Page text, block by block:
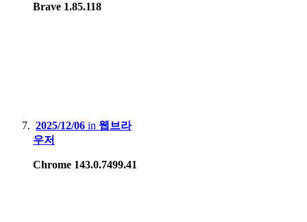
Brave 1.85.118
2025/12/06 in 웹브라
우저
Chrome 143.0.7499.41